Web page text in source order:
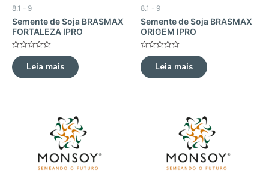
8.1 - 9
Semente de Soja BRASMAX
FORTALEZA IPRO
Avaliação
0
de
5
Leia mais
8.1 - 9
Semente de Soja BRASMAX
ORIGEM IPRO
Avaliação
0
de
5
Leia mais